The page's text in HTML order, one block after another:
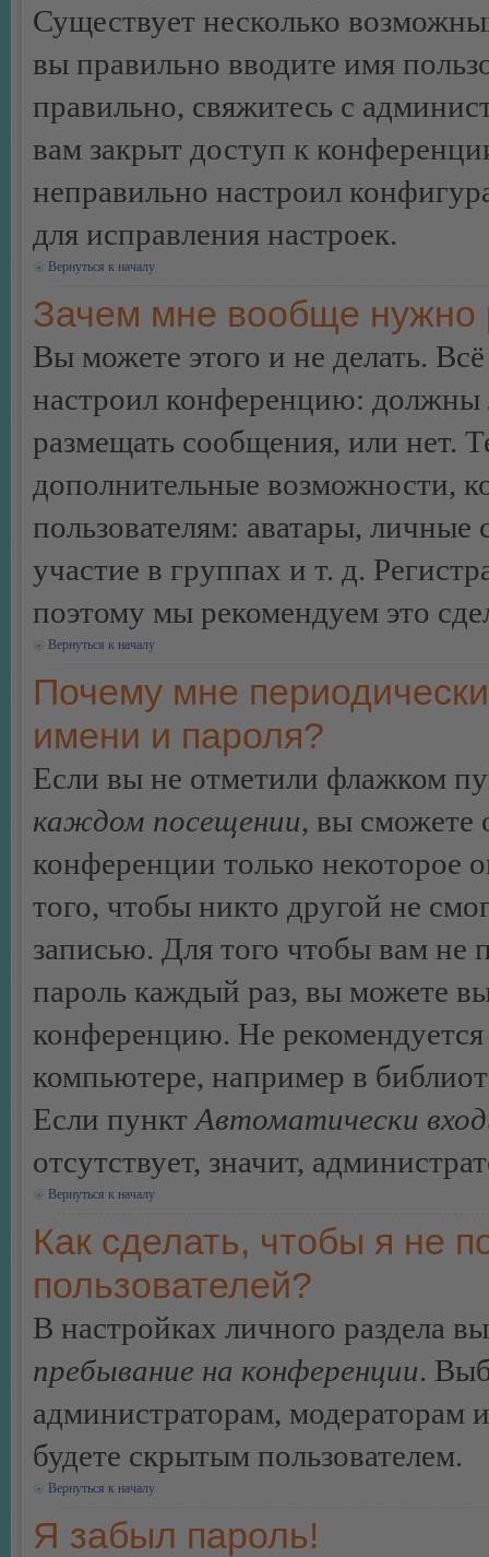
Существует несколько
вы правильно вводите имя
правильно, свяжитесь с
вам закрыт доступ к
неправильно настроил
для исправления настроек.
Вернуться к началу
Зачем мне вообще нужно
Вы можете этого и не делать.
настроил конференцию: должны
размещать сообщения, или нет.
дополнительные возможности,
пользователям: аватары,
участие в группах и т. д.
поэтому мы рекомендуем это
Вернуться к началу
Почему мне
имени и пароля?
Если вы не отметили флажком
каждом посещении, вы сможете
конференции только некоторое
того, чтобы никто другой не
записью. Для того чтобы вам не
пароль каждый раз, вы можете
конференцию. Не
компьютере, например в
Если пункт Автоматически
отсутствует, значит,
Вернуться к началу
Как сделать, чтобы я не
пользователей?
В настройках личного раздела
пребывание на конференции.
администраторам, модераторам
будете скрытым пользователем.
Вернуться к началу
Я забыл пароль!